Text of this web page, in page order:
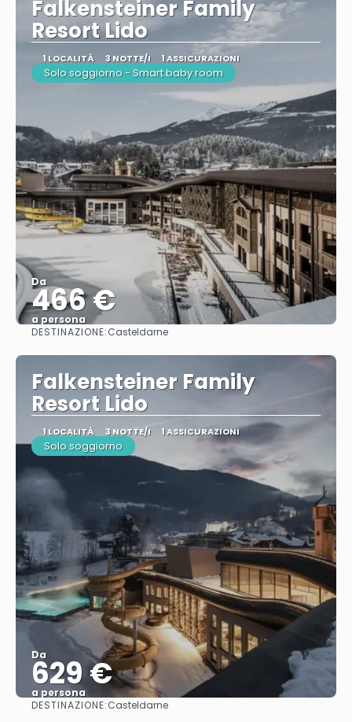
Falkensteiner Family
Resort Lido
1 LOCALITÀ 3 NOTTE/I 1 ASSICURAZIONI
Solo soggiorno - Smart baby room
Da
466 €
a persona
Vedere
DESTINAZIONE:Casteldarne
Falkensteiner Family
Resort Lido
1 LOCALITÀ 3 NOTTE/I 1 ASSICURAZIONI
Solo soggiorno
Da
629 €
a persona
Vedere
DESTINAZIONE:Casteldarne